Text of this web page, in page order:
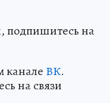
подпишитесь на
канале ВК.
на связи